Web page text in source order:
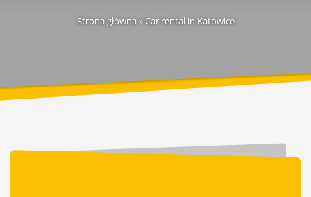
Strona główna » Car rental in Katowice